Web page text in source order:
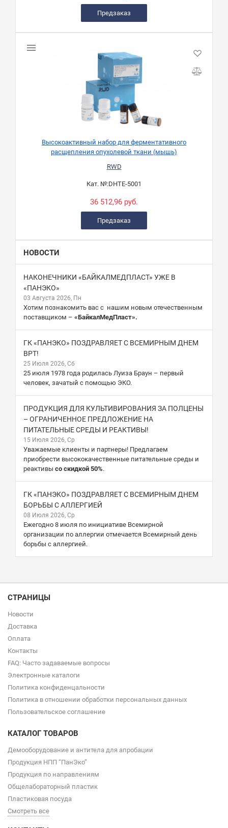
Предзаказ
Высокоактивный набор для ферментативного
расщепления опухолевой ткани (мышь)
RWD
Кат. №:DHTE-5001
36 512,96 руб.
Предзаказ
НОВОСТИ
НАКОНЕЧНИКИ «БАЙКАЛМЕДПЛАСТ» УЖЕ В
«ПАНЭКО»
03 Августа 2026, Пн
Хотим познакомить вас с нашим новым отечественным
поставщиком – «БайкалМедПласт».
ГК «ПАНЭКО» ПОЗДРАВЛЯЕТ С ВСЕМИРНЫМ ДНЕМ
ВРТ!
25 Июля 2026, Сб
25 июля 1978 года родилась Луиза Браун – первый
человек, зачатый с помощью ЭКО.
ПРОДУКЦИЯ ДЛЯ КУЛЬТИВИРОВАНИЯ ЗА ПОЛЦЕНЫ
– ОГРАНИЧЕННОЕ ПРЕДЛОЖЕНИЕ НА
ПИТАТЕЛЬНЫЕ СРЕДЫ И РЕАКТИВЫ!
15 Июля 2026, Ср
Уважаемые клиенты и партнеры! Предлагаем
приобрести высококачественные питательные среды и
реактивы со скидкой 50%.
ГК «ПАНЭКО» ПОЗДРАВЛЯЕТ С ВСЕМИРНЫМ ДНЕМ
БОРЬБЫ С АЛЛЕРГИЕЙ
08 Июля 2026, Ср
Ежегодно 8 июля по инициативе Всемирной
организации по аллергии отмечается Всемирный день
борьбы с аллергией.
СТРАНИЦЫ
Новости
Доставка
Оплата
Контакты
FAQ: Часто задаваемые вопросы
Электронные каталоги
Политика конфиденцальности
Политика в отношении обработки персональных данных
Пользовательское соглашение
КАТАЛОГ ТОВАРОВ
Демооборудование и антитела для апробации
Продукция НПП “ПанЭко”
Продукция по направлениям
Общелабораторный пластик
Пластиковая посуда
Смотреть все